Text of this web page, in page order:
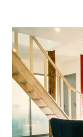
Bien-être
En famille
MAPSTR #